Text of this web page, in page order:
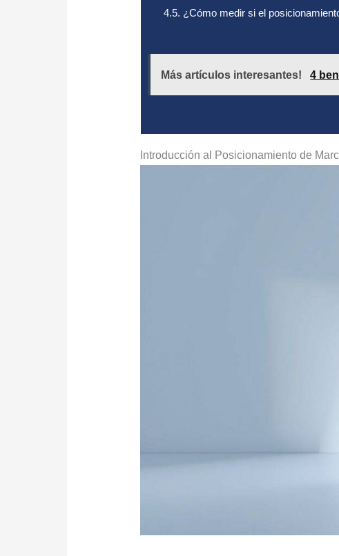
4.5. ¿Cómo medir si el
Más artículos interesantes! 4
Introducción al Posicionamiento de